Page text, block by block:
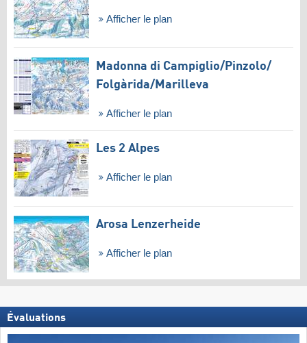
Afficher le plan
Madonna di Campiglio/​Pinzolo/​
Folgàrida/​Marilleva
Afficher le plan
Les 2 Alpes
Afficher le plan
Arosa Lenzerheide
Afficher le plan
Évaluations